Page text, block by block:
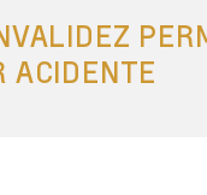
ACIDENTE